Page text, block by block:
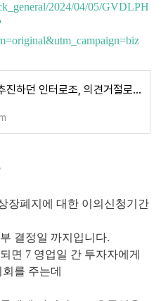
2024/04/05/GVDLPH
몸값 1조 매각 추진하던 인터로조, 의견거절로 상폐 위기
장폐지에 대한 이의신청기간
결정일 까지입니다.
면 7 영업일 간 투자자에게
를 주는데